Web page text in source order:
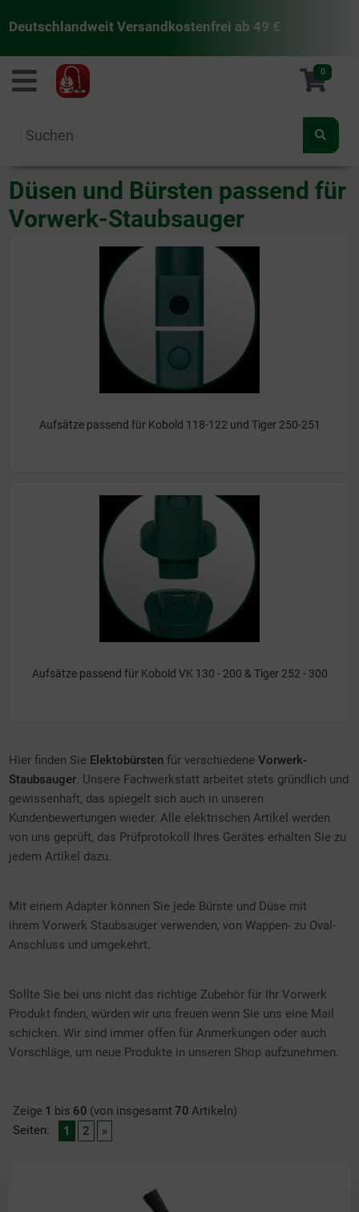
Deutschlandweit Versandkostenfrei ab 49 €
staubsaugermanufaktur 0
Düsen und Bürsten passend für
Vorwerk-Staubsauger
Aufsätze passend für Kobold 118-122 und Tiger 250-251
Aufsätze passend für Kobold VK 130 - 200 & Tiger 252 - 300
Hier finden Sie Elektobürstenfür verschiedene Vorwerk-
Staubsauger. Unsere Fachwerkstatt arbeitet stets gründlich und
gewissenhaft, das spiegelt sich auch in unseren
Kundenbewertungen wieder. Alle elektrischen Artikel werden
von uns geprüft, das Prüfprotokoll Ihres Gerätes erhalten Sie zu
jedem Artikel dazu.
Mit einem Adapter können Sie jede Bürste und Düse mit
ihrem Vorwerk Staubsauger verwenden, von Wappen- zu Oval-
Anschluss und umgekehrt.
Sollte Sie bei uns nicht das richtige Zubehör für Ihr Vorwerk
Produkt finden, würden wir uns freuen wenn Sie uns eine Mail
schicken. Wir sind immer offen für Anmerkungen oder auch
Vorschläge, um neue Produkte in unseren Shop aufzunehmen.
Zeige 1 bis 60 (von insgesamt 70 Artikeln)
Seiten:
1 2 »